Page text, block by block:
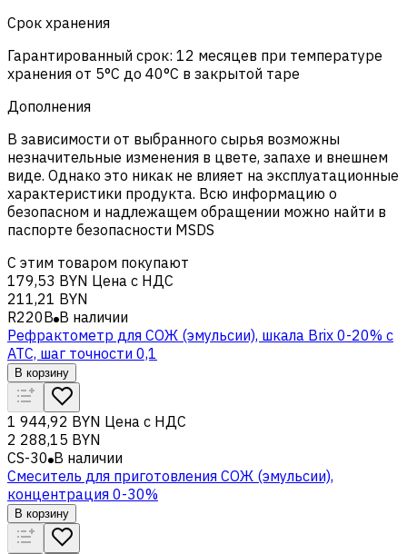
Срок хранения
Гарантированный срок: 12 месяцев при температуре
хранения от 5°C до 40°C в закрытой таре
Дополнения
В зависимости от выбранного сырья возможны
незначительные изменения в цвете, запахе и внешнем
виде. Однако это никак не влияет на эксплуатационные
характеристики продукта. Всю информацию о
безопасном и надлежащем обращении можно найти в
паспорте безопасности MSDS
С этим товаром покупают
179,53 BYN Цена с НДС
211,21 BYN
R220B В наличии
Рефрактометр для СОЖ (эмульсии), шкала Brix 0-20% с
ATC, шаг точности 0,1
В корзину
1 944,92 BYN Цена с НДС
2 288,15 BYN
CS-30 В наличии
Смеситель для приготовления СОЖ (эмульсии),
концентрация 0-30%
В корзину